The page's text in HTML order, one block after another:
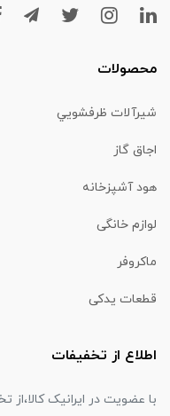
محصولات
شیرآلات ظرفشويي
اجاق گاز
هود آشپزخانه
لوازم خانگی
ماكروفر
قطعات یدکی
اطلاع از تخفیفات
با عضویت در ایرانیک